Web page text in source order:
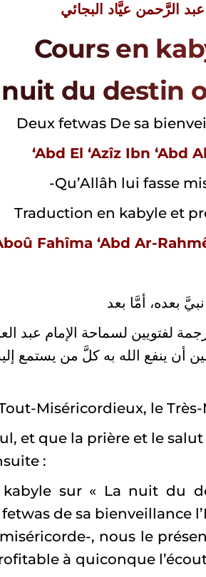
عبد الرَّحمن عيَّاد البجائي
Cours en
nuit du destin
Deux fetwas De sa
‘Abd El ‘Azîz Ibn ‘Abd
-Qu’Allâh lui fasse
Traduction en kabyle et
Fahîma ‘Abd Ar-
لفتويين لسماحة الإمام عبد
أن ينفع الله به كلَّ من يستمع
Miséricordieux, le
et que la prière et le
:
sur « La nuit du
de sa bienveillance
, nous le
à quiconque